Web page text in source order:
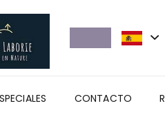
CONTACTO